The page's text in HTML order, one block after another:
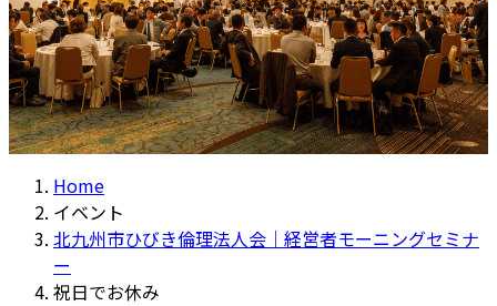
Home
イベント
北九州市ひびき倫理法人会｜経営者モーニングセミナ
ー
祝日でお休み